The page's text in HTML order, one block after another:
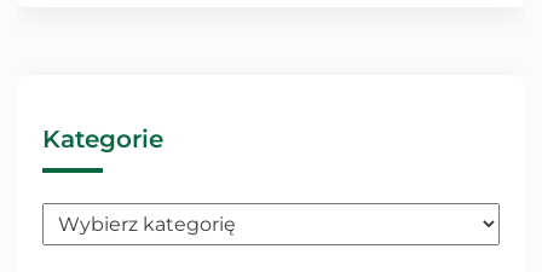
Kategorie
Kategorie